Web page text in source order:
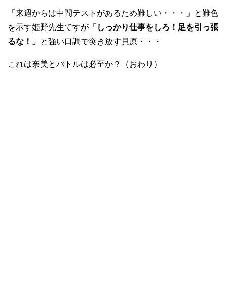
「来週からは中間テストがあるため難しい・・・」と難色
を示す姫野先生ですが 「しっかり仕事をしろ！足を引っ張
るな！」 と強い口調で突き放す貝原・・・
これは奈美とバトルは必至か？（おわり）